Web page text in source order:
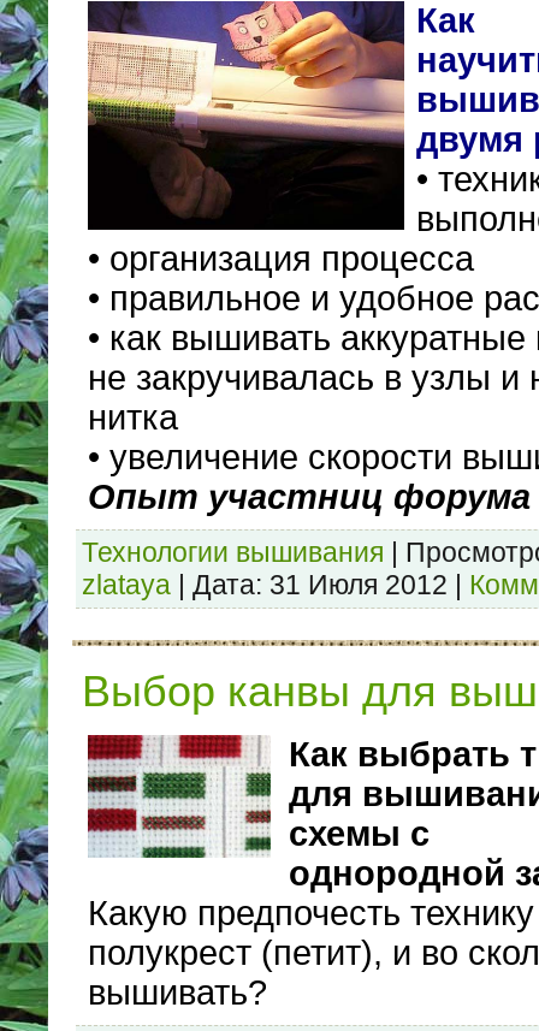
Как
двумя
•
• организация процесса
• правильное и удобное
• как вышивать аккуратные
не закручивалась в узлы и
нитка
• увеличение скорости
Опыт участниц форума
Технологии вышивания |
zlataya | Дата: 31 Июля 2012 |
Выбор канвы для
Как выбрать
для
схемы с
однородной
Какую предпочесть
полукрест (петит), и во
вышивать?